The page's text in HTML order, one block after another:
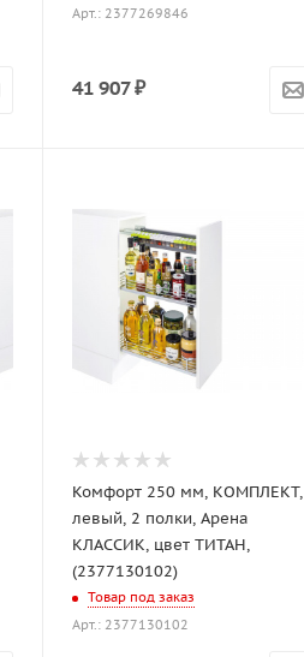
Арт.: 2377269846
41 907₽
Комфорт 250 мм, КОМПЛЕКТ,
левый, 2 полки, Арена
КЛАССИК, цвет ТИТАН,
(2377130102)
Товар под заказ
Арт.: 2377130102